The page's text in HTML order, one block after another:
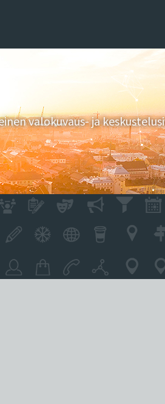
valokuvaus- ja